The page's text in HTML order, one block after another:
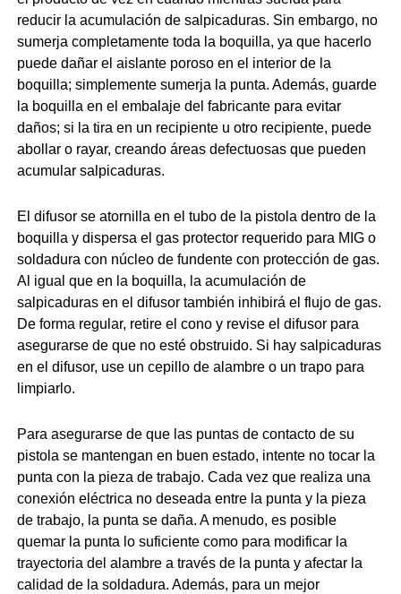
reducir la acumulación de salpicaduras. Sin embargo, no
sumerja completamente toda la boquilla, ya que hacerlo
puede dañar el aislante poroso en el interior de la
boquilla; simplemente sumerja la punta. Además, guarde
la boquilla en el embalaje del fabricante para evitar
daños; si la tira en un recipiente u otro recipiente, puede
abollar o rayar, creando áreas defectuosas que pueden
acumular salpicaduras.
El difusor se atornilla en el tubo de la pistola dentro de la
boquilla y dispersa el gas protector requerido para MIG o
soldadura con núcleo de fundente con protección de gas.
Al igual que en la boquilla, la acumulación de
salpicaduras en el difusor también inhibirá el flujo de gas.
De forma regular, retire el cono y revise el difusor para
asegurarse de que no esté obstruido. Si hay salpicaduras
en el difusor, use un cepillo de alambre o un trapo para
limpiarlo.
Para asegurarse de que las puntas de contacto de su
pistola se mantengan en buen estado, intente no tocar la
punta con la pieza de trabajo. Cada vez que realiza una
conexión eléctrica no deseada entre la punta y la pieza
de trabajo, la punta se daña. A menudo, es posible
quemar la punta lo suficiente como para modificar la
trayectoria del alambre a través de la punta y afectar la
calidad de la soldadura. Además, para un mejor